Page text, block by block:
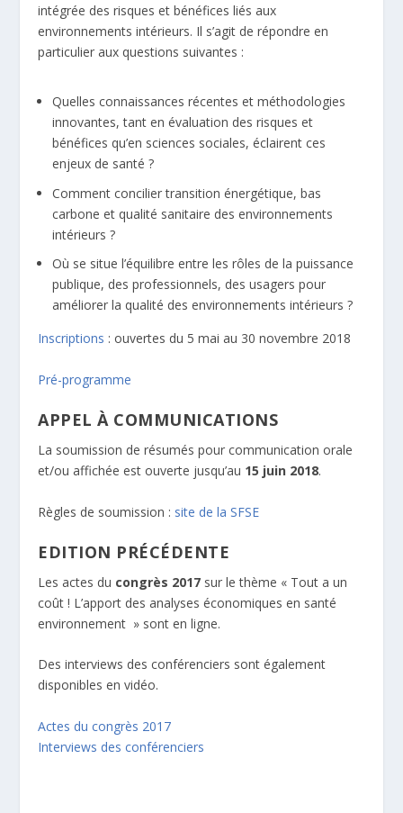
intégrée des risques et bénéfices liés aux
environnements intérieurs. Il s’agit de répondre en
particulier aux questions suivantes :
Quelles connaissances récentes et méthodologies
innovantes, tant en évaluation des risques et
bénéfices qu’en sciences sociales, éclairent ces
enjeux de santé ?
Comment concilier transition énergétique, bas
carbone et qualité sanitaire des environnements
intérieurs ?
Où se situe l’équilibre entre les rôles de la puissance
publique, des professionnels, des usagers pour
améliorer la qualité des environnements intérieurs ?
Inscriptions :ouvertes du 5 mai au 30 novembre 2018
Pré-programme
APPEL À COMMUNICATIONS
La soumission de résumés pour communication orale
et/ou affichée est ouverte jusqu’au 15 juin 2018.
Règles de soumission : site de la SFSE
EDITION PRÉCÉDENTE
Les actes du congrès 2017 sur le thème « Tout a un
coût ! L’apport des analyses économiques en santé
environnement » sont en ligne.
Des interviews des conférenciers sont également
disponibles en vidéo.
Actes du congrès 2017
Interviews des conférenciers